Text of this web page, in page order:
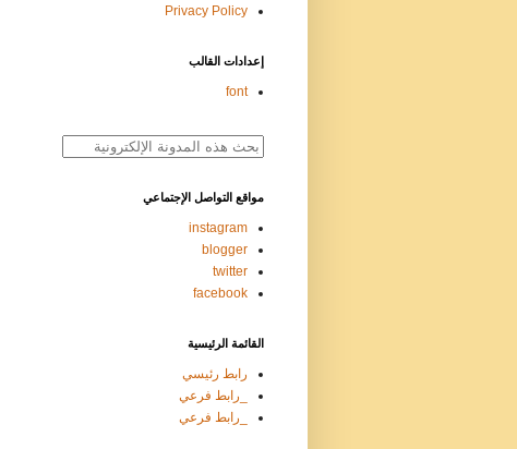
Privacy Policy
إعدادات القالب
font
مواقع التواصل الإجتماعي
instagram
blogger
twitter
facebook
القائمة الرئيسية
رابط رئيسي
_رابط فرعي
_رابط فرعي